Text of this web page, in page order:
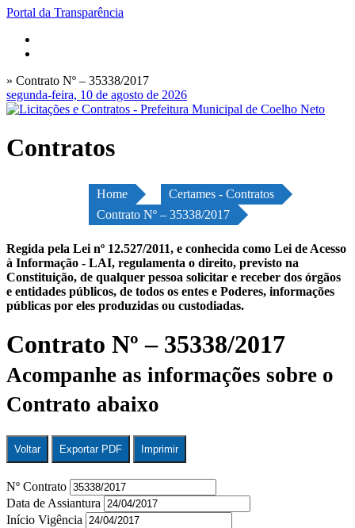
Portal da Transparência
» Contrato Nº – 35338/2017
segunda-feira, 10 de agosto de 2026
Contratos
Home
Certames - Contratos
Contrato Nº – 35338/2017
Regida pela Lei nº 12.527/2011, e conhecida como Lei de Acesso
à Informação - LAI, regulamenta o direito, previsto na
Constituição, de qualquer pessoa solicitar e receber dos órgãos
e entidades públicos, de todos os entes e Poderes, informações
públicas por eles produzidas ou custodiadas.
Contrato Nº – 35338/2017
Acompanhe as informações sobre o
Contrato abaixo
Voltar Exportar PDF Imprimir
Nº Contrato
Data de Assiantura
Início Vigência